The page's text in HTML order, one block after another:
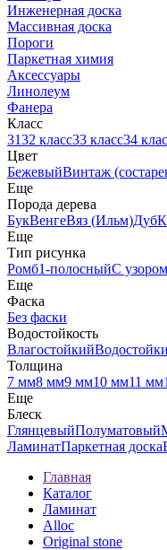
Инженерная доска
Массивная доска
Пороги
Паркетная химия
Аксессуары
Линолеум
Фанера
Класс
3132 класс33 класс34
Цвет
БежевыйВинтаж
Еще
Порода дерева
БукВенгеВяз (Ильм)Дуб
Еще
Тип рисунка
Ромб1-полосныйС узором
Еще
Фаска
Без фаски
Водостойкость
Влагостойкий
Толщина
7 мм8 мм9 мм10 мм11 мм
Еще
Блеск
ГлянцевыйПолуматовый
ЛаминатПаркетная доска
Главная
Каталог
Ламинат
Alloc
Original stone